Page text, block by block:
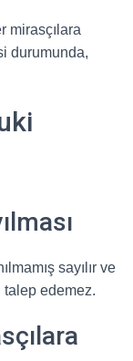
mirasçılara
durumunda,
sayılır ve
talep edemez.